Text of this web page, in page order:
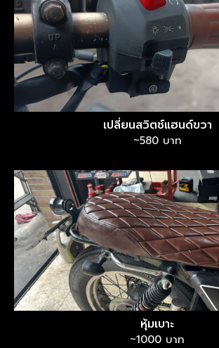
เปลี่ยนสวิตช์แฮนด์ขวา
~580 บาท
หุ้มเบาะ
~1000 บาท